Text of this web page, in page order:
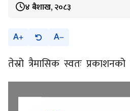
४ बैशाख, २०८३
A A
तेस्रो त्रैमासिक स्वतः